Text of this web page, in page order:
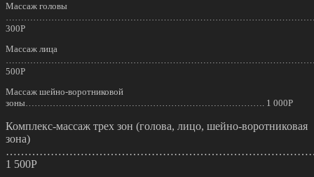
Массаж головы
300Р
Массаж лица
500Р
Массаж шейно-воротниковой
зоны……………………………………………………………………. 1 000Р
Комплекс-массаж трех зон (голова, лицо, шейно-воротниковая
зона)
1 500Р